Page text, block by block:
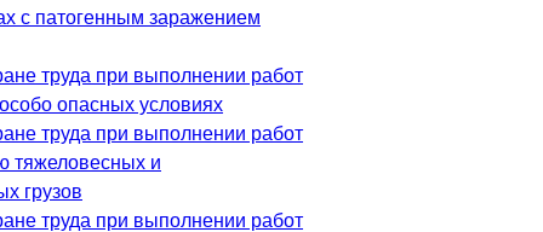
с патогенным заражением
труда при выполнении работ
опасных условиях
труда при выполнении работ
тяжеловесных и
грузов
труда при выполнении работ